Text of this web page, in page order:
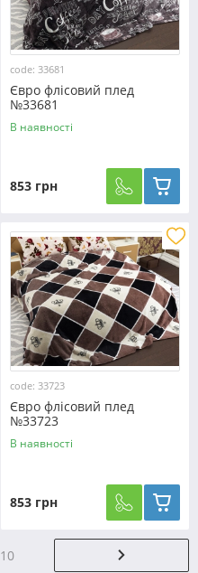
code: 33681
Євро флісовий плед
№33681
В наявності
853 грн
code: 33723
Євро флісовий плед
№33723
В наявності
853 грн
10